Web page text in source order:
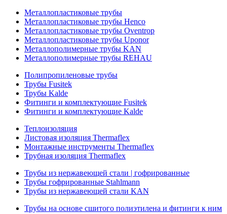
Металлопластиковые трубы
Металлопластиковые трубы Henco
Металлопластиковые трубы Oventrop
Металлопластиковые трубы Uponor
Металлополимерные трубы KAN
Металлополимерные трубы REHAU
Полипропиленовые трубы
Трубы Fusitek
Трубы Kalde
Фитинги и комплектующие Fusitek
Фитинги и комплектующие Kalde
Теплоизоляция
Листовая изоляция Thermaflex
Монтажные инструменты Thermaflex
Трубная изоляция Thermaflex
Трубы из нержавеющей стали | гофрированные
Трубы гофрированные Stahlmann
Трубы из нержавеющей стали KAN
Трубы на основе сшитого полиэтилена и фитинги к ним